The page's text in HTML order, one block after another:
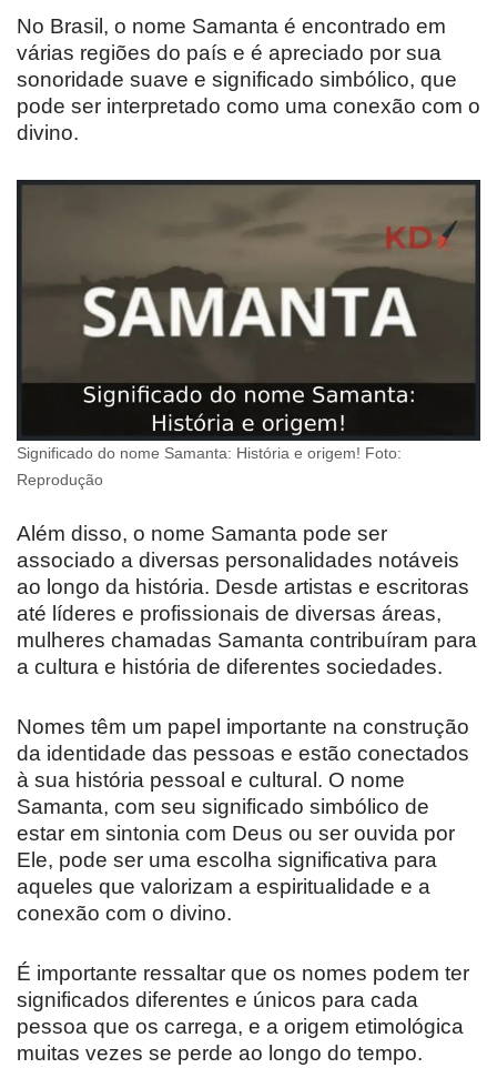
No Brasil, o nome Samanta é encontrado em
várias regiões do país e é apreciado por sua
sonoridade suave e significado simbólico, que
pode ser interpretado como uma conexão com o
divino.
Significado do nome Samanta: História e origem! Foto:
Reprodução
Além disso, o nome Samanta pode ser
associado a diversas personalidades notáveis
ao longo da história. Desde artistas e escritoras
até líderes e profissionais de diversas áreas,
mulheres chamadas Samanta contribuíram para
a cultura e história de diferentes sociedades.
Nomes têm um papel importante na construção
da identidade das pessoas e estão conectados
à sua história pessoal e cultural. O nome
Samanta, com seu significado simbólico de
estar em sintonia com Deus ou ser ouvida por
Ele, pode ser uma escolha significativa para
aqueles que valorizam a espiritualidade e a
conexão com o divino.
É importante ressaltar que os nomes podem ter
significados diferentes e únicos para cada
pessoa que os carrega, e a origem etimológica
muitas vezes se perde ao longo do tempo.